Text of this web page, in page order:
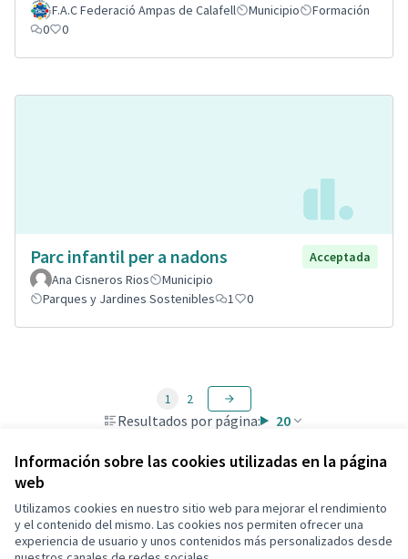
Información sobre las cookies utilizadas en la página
web
Utilizamos cookies en nuestro sitio web para mejorar el rendimiento
y el contenido del mismo. Las cookies nos permiten ofrecer una
experiencia de usuario y unos contenidos más personalizados desde
F.A.C Federació Ampas de Calafell Municipio
Formación
0
0
Parc infantil per a nadons
Acceptada
Ana Cisneros Rios
Municipio
Parques y Jardines Sostenibles
1 0
Resultados por página: 20
1 2
Términos y condiciones de uso
Configuración de cookies
Decidim Calafell en X
Decidim Calafell en Facebook
Decidim Calafell en YouTube
Decidim Calafell en GitHub